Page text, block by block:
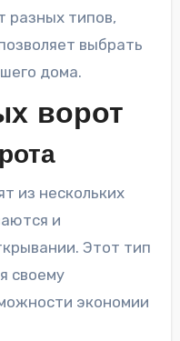
разных типов,
выбрать
дома.
ворот
из нескольких
и
Этот тип
своему
экономии